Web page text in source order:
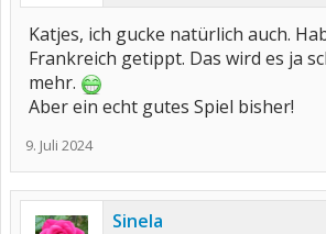
Katjes, ich gucke natürlich auch.
Frankreich getippt. Das wird es ja
mehr.
Aber ein echt gutes Spiel bisher!
9. Juli 2024
Sinela